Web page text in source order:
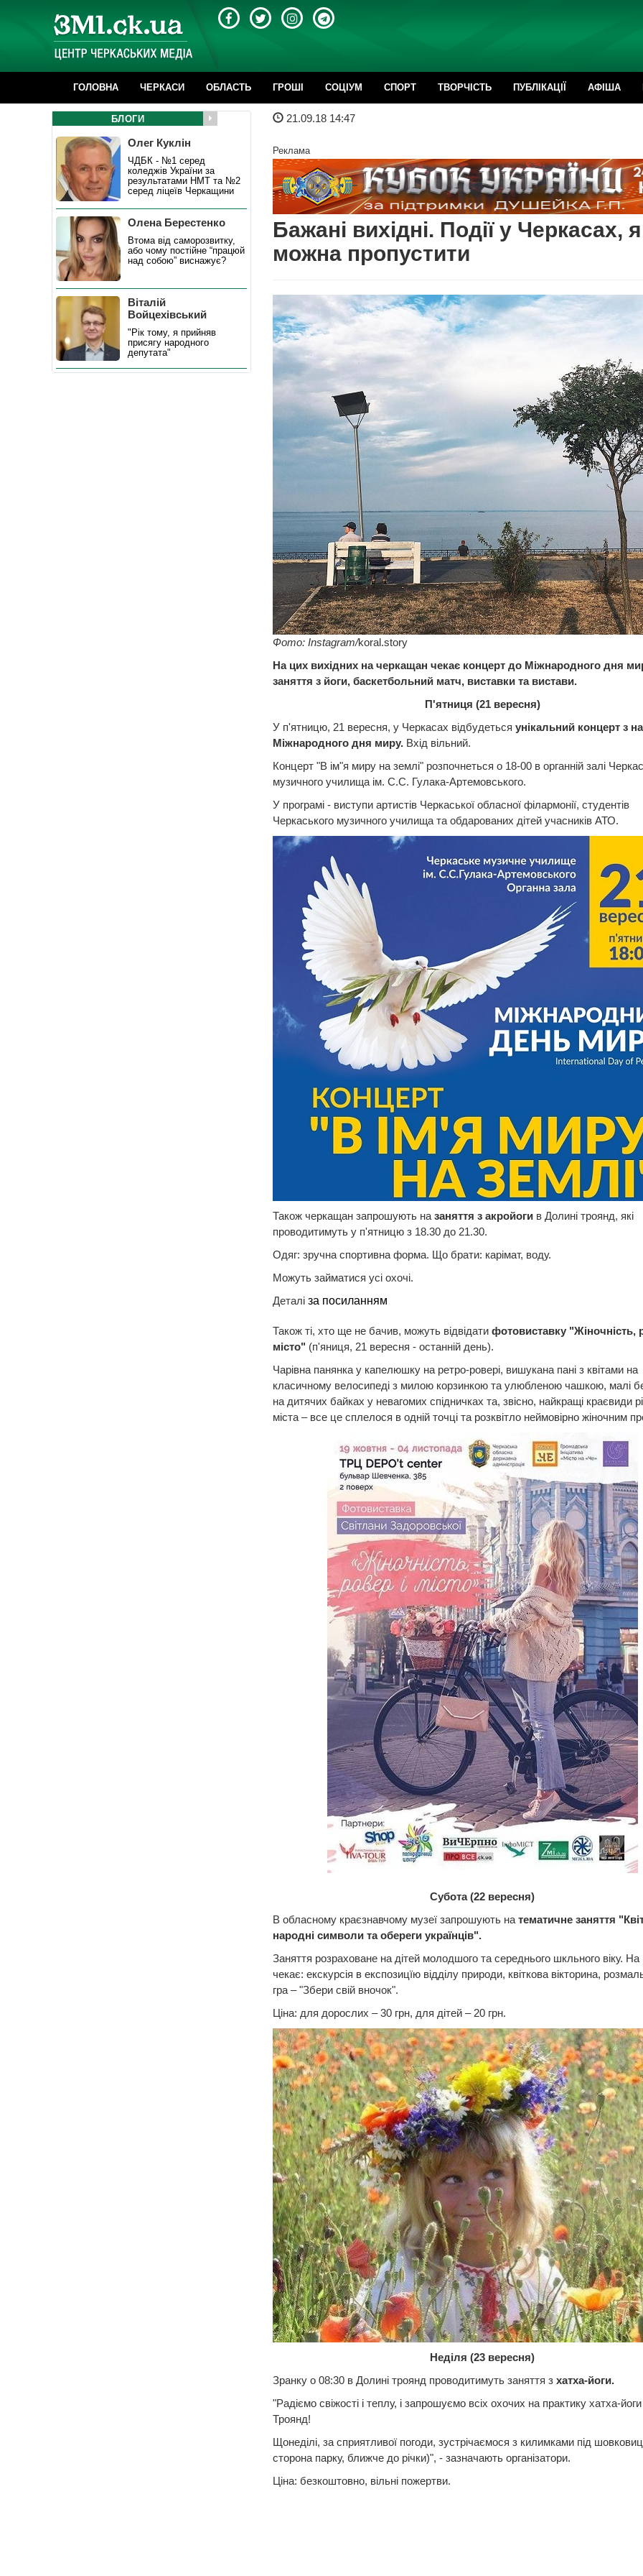
ГОЛОВНА ЧЕРКАСИ ОБЛАСТЬ ГРОШІ CОЦІУМ СПОРТ ТВОРЧІСТЬ ПУБЛІКАЦІЇ АФІША
21.09.18 14:47
Реклама
Бажані вихідні. Події у Черкасах,
можна пропустити
Фото: Instagram/koral.story
На цих вихідних на черкащан чекає концерт до Міжнародного дня
заняття з йоги, баскетбольний матч, виставки та вистави.
П'ятниця (21 вересня)
У п'ятницю, 21 вересня, у Черкасах відбудеться унікальний концерт з
Міжнародного дня миру. Вхід вільний.
Концерт "В ім"я миру на землі" розпочнеться о 18-00 в органній залі
музичного училища ім. С.С. Гулака-Артемовського.
У програмі - виступи артистів Черкаської обласної філармонії, студентів
Черкаського музичного училища та обдарованих дітей учасників АТО.
Також черкащан запрошують на заняття з акройоги в Долині троянд, які
проводитимуть у п'ятницю з 18.30 до 21.30.
Одяг: зручна спортивна форма. Що брати: карімат, воду.
Можуть займатися усі охочі.
Деталі за посиланням
Також ті, хто ще не бачив, можуть відвідати фотовиставку "Жіночність,
місто" (п'яниця, 21 вересня - останній день).
Чарівна панянка у капелюшку на ретро-ровері, вишукана пані з квітами на
класичному велосипеді з милою корзинкою та улюбленою чашкою, малі
на дитячих байках у невагомих спідничках та, звісно, найкращі краєвиди
міста – все це сплелося в одній точці та розквітло неймовірно жіночним
Субота (22 вересня)
В обласному краєзнавчому музеї запрошують натематичне заняття
народні символи та обереги українців".
Заняття розраховане на дітей молодшого та середнього шкльного віку. На
чекає: екскурсія в експозицїю відділу природи, квіткова вікторина,
гра – "Збери свій вночок".
Ціна: для дорослих – 30 грн, для дітей – 20 грн.
Неділя (23 вересня)
Зранку о 08:30 в Долині троянд проводитимуть заняття з хатха-йоги.
"Радіємо свіжості і теплу, і запрошуємо всіх охочих на практику хатха-
Троянд!
Щонеділі, за сприятливої погоди, зустрічаємося з килимками під
сторона парку, ближче до річки)", - зазначають організатори.
Ціна: безкоштовно, вільні пожертви.
БЛОГИ
Олег Куклін
ЧДБК - №1 серед
коледжів України за
результатами НМТ та №2
серед ліцеїв Черкащини
Олена Берестенко
Втома від саморозвитку,
або чому постійне “працюй
над собою” виснажує?
Віталій
Войцехівський
"Рік тому, я прийняв
присягу народного
депутата"